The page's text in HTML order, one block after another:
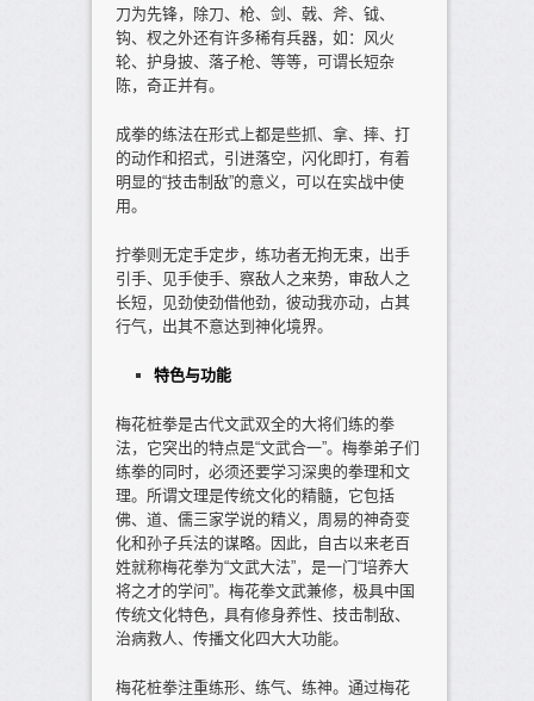
刀为先锋，除刀、枪、剑、戟、斧、钺、
钩、杈之外还有许多稀有兵器，如：风火
轮、护身披、落子枪、等等，可谓长短杂
陈，奇正并有。
成拳的练法在形式上都是些抓、拿、摔、打
的动作和招式，引进落空，闪化即打，有着
明显的“技击制敌”的意义，可以在实战中使
用。
拧拳则无定手定步，练功者无拘无束，出手
引手、见手使手、察敌人之来势，审敌人之
长短，见劲使劲借他劲，彼动我亦动，占其
行气，出其不意达到神化境界。
特色与功能
梅花桩拳是古代文武双全的大将们练的拳
法，它突出的特点是“文武合一”。梅拳弟子们
练拳的同时，必须还要学习深奥的拳理和文
理。所谓文理是传统文化的精髓，它包括
佛、道、儒三家学说的精义，周易的神奇变
化和孙子兵法的谋略。因此，自古以来老百
姓就称梅花拳为“文武大法”，是一门“培养大
将之才的学问”。梅花拳文武兼修，极具中国
传统文化特色，具有修身养性、技击制敌、
治病救人、传播文化四大大功能。
梅花桩拳注重练形、练气、练神。通过梅花